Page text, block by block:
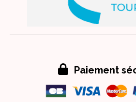
 Paiement